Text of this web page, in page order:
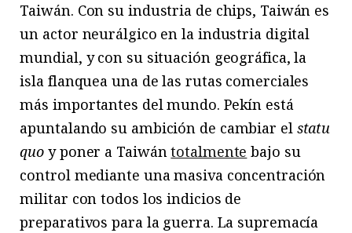
Taiwán. Con su industria de chips, Taiwán es
un actor neurálgico en la industria digital
mundial, y con su situación geográfica, la
isla flanquea una de las rutas comerciales
más importantes del mundo. Pekín está
apuntalando su ambición de cambiar el statu
quo y poner a Taiwántotalmente bajo su
control mediante una masiva concentración
militar con todos los indicios de
preparativos para la guerra. La supremacía